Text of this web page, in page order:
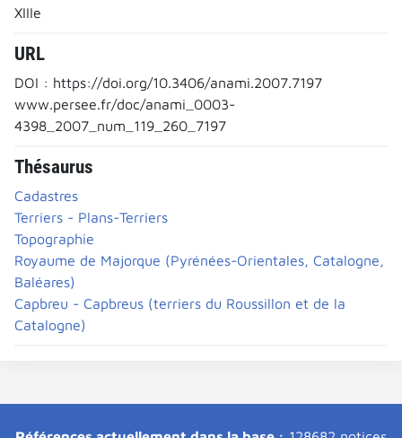
XIIIe
URL
DOI : https://doi.org/10.3406/anami.2007.7197
www.persee.fr/doc/anami_0003-
4398_2007_num_119_260_7197
Thésaurus
Cadastres
Terriers - Plans-Terriers
Topographie
Royaume de Majorque (Pyrénées-Orientales, Catalogne,
Baléares)
Capbreu - Capbreus (terriers du Roussillon et de la
Catalogne)